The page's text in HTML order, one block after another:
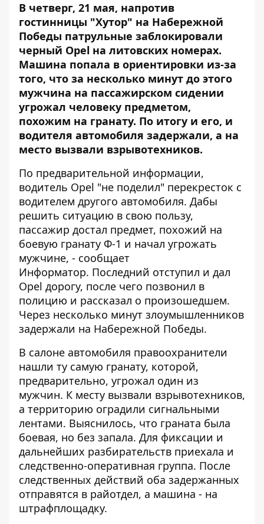
В четверг, 21 мая, напротив
гостинницы "Хутор" на Набережной
Победы патрульные заблокировали
черный Opel на литовских номерах.
Машина попала в ориентировки из-за
того, что за несколько минут до этого
мужчина на пассажирском сидении
угрожал человеку предметом,
похожим на гранату. По итогу и его, и
водителя автомобиля задержали, а на
место вызвали взрывотехников.
По предварительной информации,
водитель Opel "не поделил" перекресток с
водителем другого автомобиля. Дабы
решить ситуацию в свою пользу,
пассажир достал предмет, похожий на
боевую гранату Ф-1 и начал угрожать
мужчине, - сообщает
Информатор. Последний отступил и дал
Opel дорогу, после чего позвонил в
полицию и рассказал о произошедшем.
Через несколько минут злоумышленников
задержали на Набережной Победы.
В салоне автомобиля правоохранители
нашли ту самую гранату, которой,
предварительно, угрожал один из
мужчин. К месту вызвали взрывотехников,
а территорию оградили сигнальными
лентами. Выяснилось, что граната была
боевая, но без запала. Для фиксации и
дальнейших разбирательств приехала и
следственно-оперативная группа. После
следственных действий оба задержанных
отправятся в райотдел, а машина - на
штрафплощадку.